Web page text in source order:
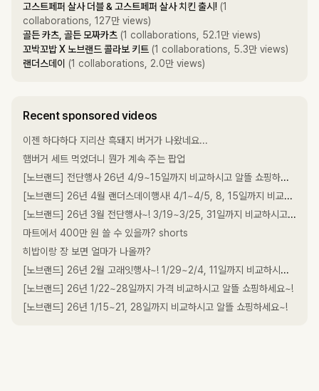
고스트페퍼 살사 더블 & 고스트페퍼 살사 치킨 출시! (1
collaborations, 127만 views)
골든 카츠, 골든 모짜카츠 (1 collaborations, 52.1만 views)
꼬박꼬밥 X 노브랜드 콜라보 키트 (1 collaborations, 5.3만 views)
랜더스데이 (1 collaborations, 2.0만 views)
Recent sponsored videos
이젠 하다하다 지리산 흑돼지 버거가 나왔네요...
햄버거 세트 먹었더니 뭔가 계속 주는 팝업
[노브랜드] 전단행사 26년 4/9~15일까지 비교하시고 알뜰 쇼핑하세요~!
[노브랜드] 26년 4월 랜더스데이행사! 4/1~4/5, 8, 15일까지 비교하시고 알뜰 쇼핑하세요~!
[노브랜드] 26년 3월 전단행사~! 3/19~3/25, 31일까지 비교하시고 알뜰 쇼핑하세요~!
마트에서 400만 원 쓸 수 있을까? shorts
히밥이랑 장 보면 얼마가 나올까?
[노브랜드] 26년 2월 고래잇행사~! 1/29~2/4, 11일까지 비교하시고 알뜰 쇼핑하세요~!
[노브랜드] 26년 1/22~28일까지 가격 비교하시고 알뜰 쇼핑하세요~!
[노브랜드] 26년 1/15~21, 28일까지 비교하시고 알뜰 쇼핑하세요~!